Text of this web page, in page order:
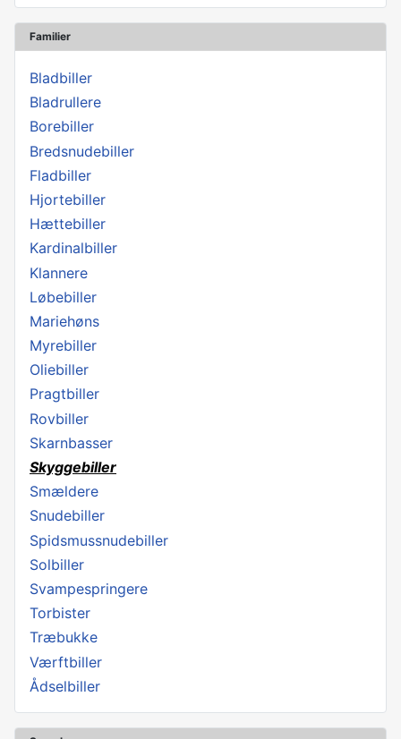
Familier
Bladbiller
Bladrullere
Borebiller
Bredsnudebiller
Fladbiller
Hjortebiller
Hættebiller
Kardinalbiller
Klannere
Løbebiller
Mariehøns
Myrebiller
Oliebiller
Pragtbiller
Rovbiller
Skarnbasser
Skyggebiller
Smældere
Snudebiller
Spidsmussnudebiller
Solbiller
Svampespringere
Torbister
Træbukke
Værftbiller
Ådselbiller